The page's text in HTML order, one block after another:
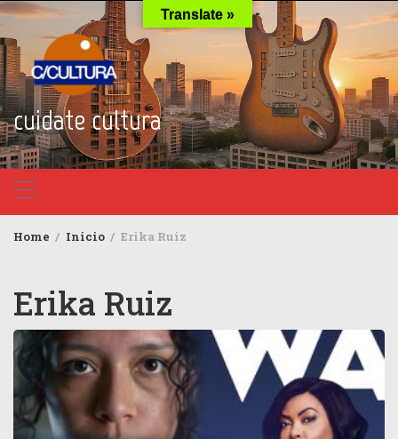
Skip
to
content
cuidate cultura
Home Inicio Erika Ruiz
Erika Ruiz
Translate »